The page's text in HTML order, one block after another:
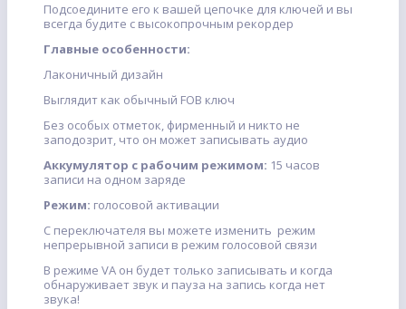
Подсоедините его к вашей цепочке для ключей и вы
всегда будите с высокопрочным рекордер
Главные особенности:
Лаконичный дизайн
Выглядит как обычный FOB ключ
Без особых отметок, фирменный и никто не
заподозрит, что он может записывать аудио
Аккумулятор с рабочим режимом: 15 часов
записи на одном заряде
Режим: голосовой активации
С переключателя вы можете изменить режим
непрерывной записи в режим голосовой связи
В режиме VA он будет только записывать и когда
обнаруживает звук и пауза на запись когда нет
звука!